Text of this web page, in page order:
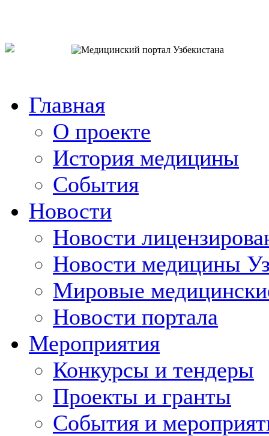
Главная
О проекте
История медицины
События
Новости
Новости
Новости медицины
Мировые
Новости портала
Мероприятия
Конкурсы и тендеры
Проекты и гранты
События и